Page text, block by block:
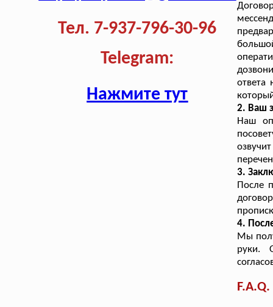
Тел. 7-937-796-30-96
Telegram:
Нажмите тут
ответа
2. Ваш
Наш
3.
После
4.
Мы
руки.
F.A.Q.